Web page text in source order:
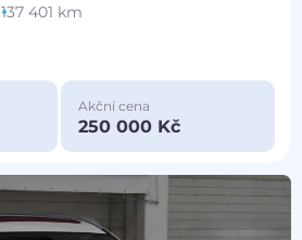
137 401 km
Akční cena
250 000 Kč